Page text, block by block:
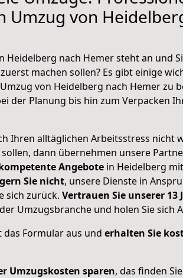
Umzug von
Heidelberg nach Hemer steht an und
machen sollen? Es gibt einige
von Heidelberg nach Hemer zu
der Planung bis hin zum Verpacken
Ihren alltäglichen Arbeitsstress nicht
dann übernehmen unsere
Angebote in Heidelberg
Sie nicht, unsere Dienste in
sich zurück. Vertrauen Sie unserer 13
Umzugsbranche und holen Sie sich
das Formular aus und erhalten Sie
Umzugskosten sparen, das finden